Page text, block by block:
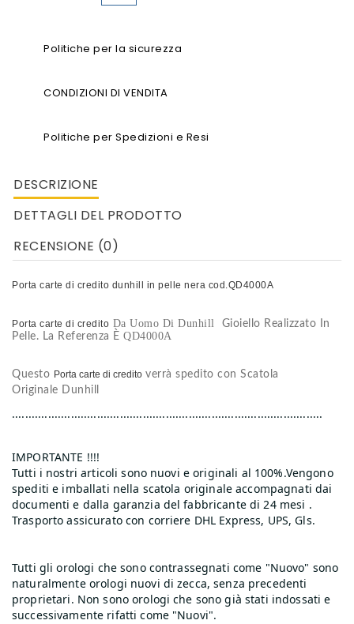
Politiche per la sicurezza
CONDIZIONI DI VENDITA
Politiche per Spedizioni e Resi
DESCRIZIONE
DETTAGLI DEL PRODOTTO
RECENSIONE (0)
Porta carte di credito dunhill in pelle nera cod.QD4000A
Porta carte di credito Da Uomo Di Dunhill Gioiello Realizzato In
Pelle. La Referenza È QD4000A
Questo Porta carte di creditoverrà spedito con Scatola
Originale Dunhill
.......................................­.......................................­.­................
IMPORTANTE !!!!
Tutti i nostri articoli sono nuovi e originali al 100%.Vengono
spediti e imballati nella scatola originale accompagnati dai
documenti e dalla garanzia del fabbricante di 24 mesi .
Trasporto assicurato con corriere DHL Express, UPS, Gls.
Tutti gli orologi che sono contrassegnati come "Nuovo" sono
naturalmente orologi nuovi di zecca, senza precedenti
proprietari. Non sono orologi che sono già stati indossati e
successivamente rifatti come "Nuovi".